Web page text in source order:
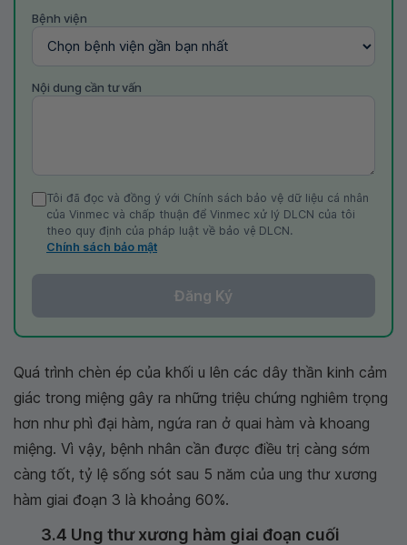
Bệnh viện
Nội dung cần tư vấn
Tôi đã đọc và đồng ý với Chính sách bảo vệ dữ liệu cá nhân
của Vinmec và chấp thuận để Vinmec xử lý DLCN của tôi
theo quy định của pháp luật về bảo vệ DLCN.
Chính sách bảo mật
Đăng Ký
Quá trình chèn ép của khối u lên các dây thần kinh cảm
giác trong miệng gây ra những triệu chứng nghiêm trọng
hơn như phì đại hàm, ngứa ran ở quai hàm và khoang
miệng. Vì vậy, bệnh nhân cần được điều trị càng sớm
càng tốt, tỷ lệ sống sót sau 5 năm của ung thư xương
hàm giai đoạn 3 là khoảng 60%.
3.4 Ung thư xương hàm giai đoạn cuối